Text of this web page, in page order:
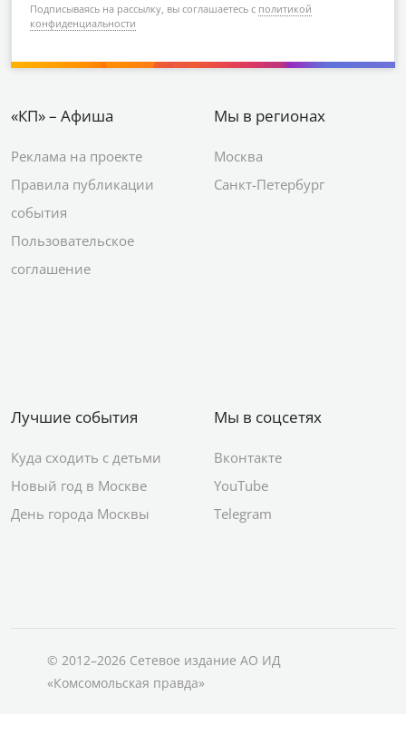
Подписываясь на рассылку, вы соглашаетесь с политикой
конфиденциальности
«КП» – Афиша
Реклама на проекте
Правила публикации
события
Пользовательское
соглашение
Мы в регионах
Москва
Санкт-Петербург
Лучшие события
Куда сходить с детьми
Новый год в Москве
День города Москвы
Мы в соцсетях
Вконтакте
YouTube
Telegram
© 2012–2026 Сетевое издание АО ИД
«Комсомольская правда»